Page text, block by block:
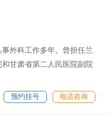
外科工作多年。曾担任兰
甘肃省第二人民医院副院
预约挂号 电话咨询